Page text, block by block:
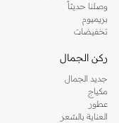
وصلنا حديثاً
بريميوم
تخفيضات
ركن الجمال
جديد الجمال
مكياج
عطور
العناية بالشعر